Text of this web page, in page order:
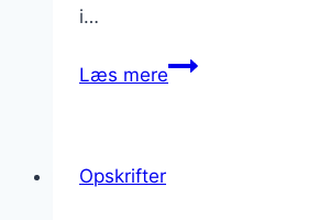
i…
Læs mereVelsmagende
Opskrifter